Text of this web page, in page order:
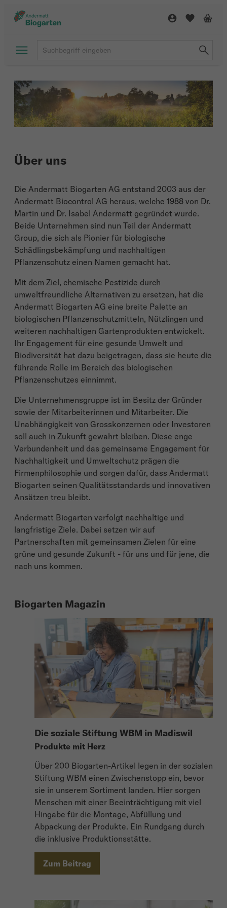
Über uns
Die Andermatt Biogarten AG entstand 2003 aus der
Andermatt Biocontrol AG heraus, welche 1988 von Dr.
Martin und Dr. Isabel Andermatt gegründet wurde.
Beide Unternehmen sind nun Teil der Andermatt
Group, die sich als Pionier für biologische
Schädlingsbekämpfung und nachhaltigen
Pflanzenschutz einen Namen gemacht hat.
Mit dem Ziel, chemische Pestizide durch
umweltfreundliche Alternativen zu ersetzen, hat die
Andermatt Biogarten AG eine breite Palette an
biologischen Pflanzenschutzmitteln, Nützlingen und
weiteren nachhaltigen Gartenprodukten entwickelt.
Ihr Engagement für eine gesunde Umwelt und
Biodiversität hat dazu beigetragen, dass sie heute die
führende Rolle im Bereich des biologischen
Pflanzenschutzes einnimmt.
Die Unternehmensgruppe ist im Besitz der Gründer
sowie der Mitarbeiterinnen und Mitarbeiter. Die
Unabhängigkeit von Grosskonzernen oder Investoren
soll auch in Zukunft gewahrt bleiben. Diese enge
Verbundenheit und das gemeinsame Engagement für
Nachhaltigkeit und Umweltschutz prägen die
Firmenphilosophie und sorgen dafür, dass Andermatt
Biogarten seinen Qualitätsstandards und innovativen
Ansätzen treu bleibt.
Andermatt Biogarten verfolgt nachhaltige und
langfristige Ziele. Dabei setzen wir auf
Partnerschaften mit gemeinsamen Zielen für eine
grüne und gesunde Zukunft - für uns und für jene, die
nach uns kommen.
Biogarten Magazin
Die soziale Stiftung WBM in Madiswil
Produkte mit Herz
Über 200 Biogarten-Artikel legen in der sozialen
Stiftung WBM einen Zwischenstopp ein, bevor
sie in unserem Sortiment landen. Hier sorgen
Menschen mit einer Beeinträchtigung mit viel
Hingabe für die Montage, Abfüllung und
Abpackung der Produkte. Ein Rundgang durch
die inklusive Produktionsstätte.
Zum Beitrag